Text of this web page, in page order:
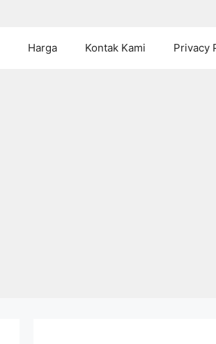
Harga Kontak Kami Privacy